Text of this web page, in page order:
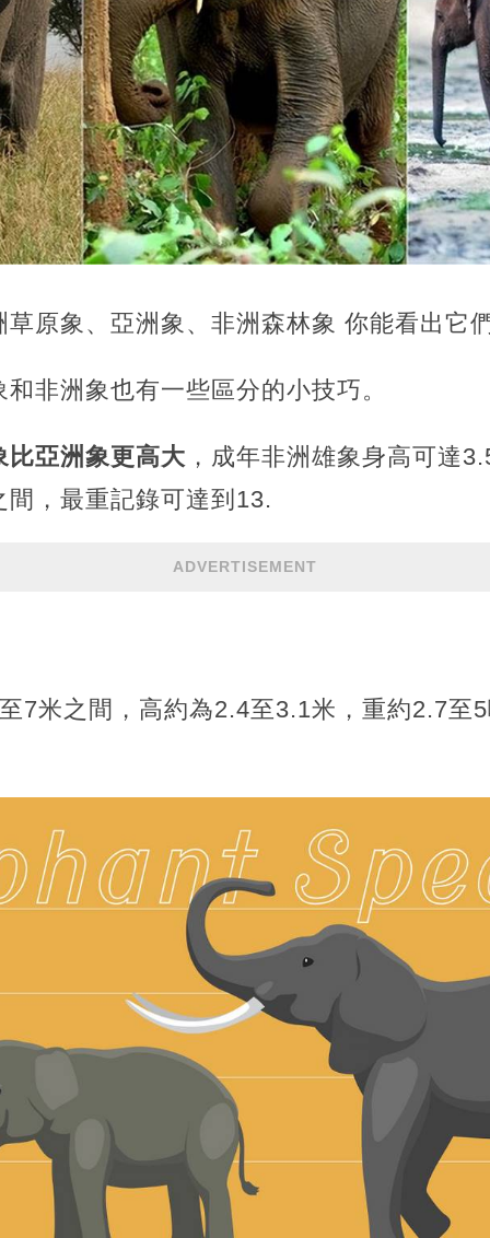
原象、亞洲象、非洲森林象 你能看出它
非洲象也有一些區分的小技巧。
比亞洲象更高大 ，成年非洲雄象身高可達
，最重記錄可達到13.
ADVERTISEMENT
7米之間，高約為2.4至3.1米，重約2.7至